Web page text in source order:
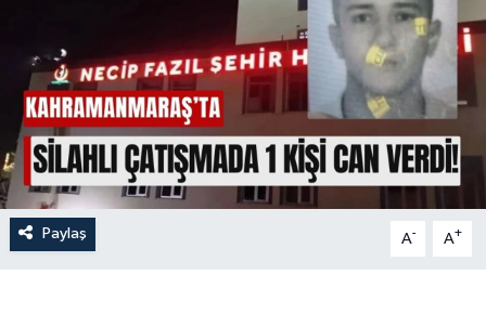
Paylaş A- A+
İLÇE HABERLERİ
KÜLTÜR-SANAT
KSÜ